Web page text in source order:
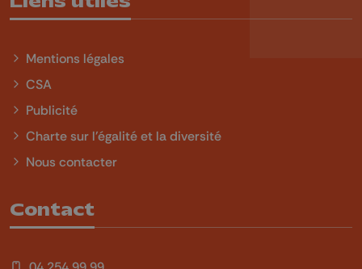
Mentions légales
CSA
Publicité
Charte sur l'égalité et la diversité
Nous contacter
Contact